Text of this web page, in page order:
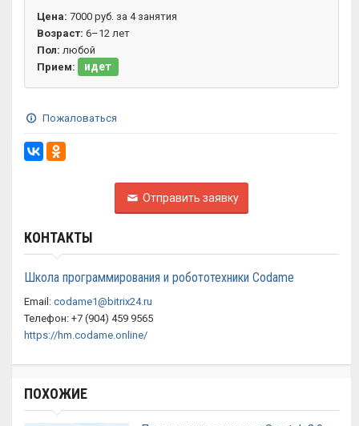
Цена: 7000 руб. за 4 занятия
Возраст: 6–12 лет
Пол: любой
Прием:
идет
Пожаловаться
Отправить заявку
КОНТАКТЫ
Школа программирования и робототехники Codame
Email: codame1@bitrix24.ru
Телефон: +7 (904) 459 9565
https://hm.codame.online/
ПОХОЖИЕ